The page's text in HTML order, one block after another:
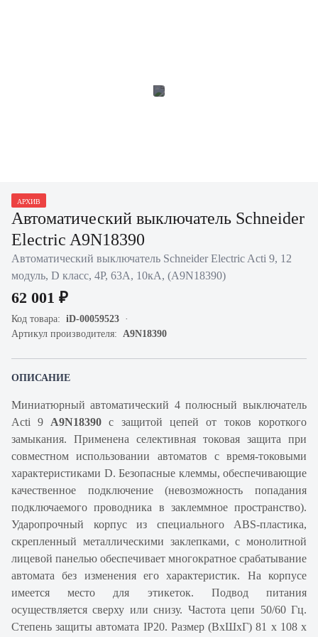
АРХИВ
Автоматический выключатель Schneider
Electric A9N18390
Автоматический выключатель Schneider Electric Acti 9, 12
модуль, D класс, 4P, 63А, 10кА, (A9N18390)
62 001 ₽
Код товара: iD-00059523
Артикул производителя: A9N18390
ОПИСАНИЕ
Миниатюрный автоматический 4 полюсный выключатель
Acti 9 A9N18390 с защитой цепей от токов короткого
замыкания. Применена селективная токовая защита при
совместном использовании автоматов с время-токовыми
характеристиками D. Безопасные клеммы, обеспечивающие
качественное подключение (невозможность попадания
подключаемого проводника в заклеммное пространство).
Ударопрочный корпус из специального ABS-пластика,
скрепленный металлическими заклепками, с монолитной
лицевой панелью обеспечивает многократное срабатывание
автомата без изменения его характеристик. На корпусе
имеется место для этикеток. Подвод питания
осуществляется сверху или снизу. Частота цепи 50/60 Гц.
Степень защиты автомата IP20. Размер (ВхШхГ) 81 х 108 х